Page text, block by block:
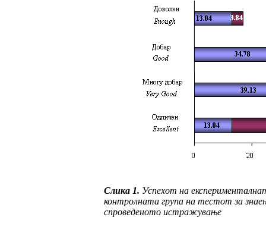
Слика1. Успехот на
контрол­ната група на тестот за
спроведеното истражување